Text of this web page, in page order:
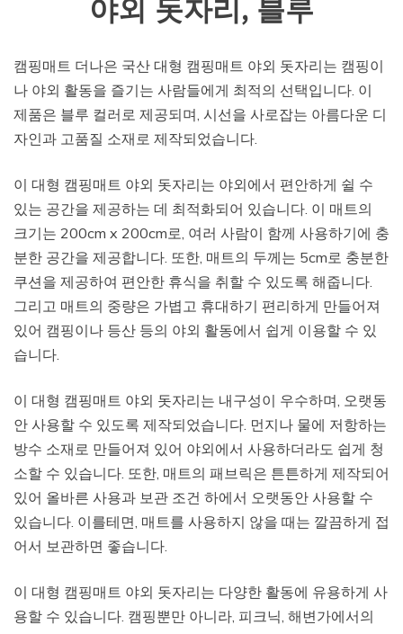
야외 돗자리, 블루
캠핑매트 더나은 국산 대형 캠핑매트 야외 돗자리는 캠핑이
나 야외 활동을 즐기는 사람들에게 최적의 선택입니다. 이
제품은 블루 컬러로 제공되며, 시선을 사로잡는 아름다운 디
자인과 고품질 소재로 제작되었습니다.
이 대형 캠핑매트 야외 돗자리는 야외에서 편안하게 쉴 수
있는 공간을 제공하는 데 최적화되어 있습니다. 이 매트의
크기는 200cm x 200cm로, 여러 사람이 함께 사용하기에 충
분한 공간을 제공합니다. 또한, 매트의 두께는 5cm로 충분한
쿠션을 제공하여 편안한 휴식을 취할 수 있도록 해줍니다.
그리고 매트의 중량은 가볍고 휴대하기 편리하게 만들어져
있어 캠핑이나 등산 등의 야외 활동에서 쉽게 이용할 수 있
습니다.
이 대형 캠핑매트 야외 돗자리는 내구성이 우수하며, 오랫동
안 사용할 수 있도록 제작되었습니다. 먼지나 물에 저항하는
방수 소재로 만들어져 있어 야외에서 사용하더라도 쉽게 청
소할 수 있습니다. 또한, 매트의 패브릭은 튼튼하게 제작되어
있어 올바른 사용과 보관 조건 하에서 오랫동안 사용할 수
있습니다. 이를테면, 매트를 사용하지 않을 때는 깔끔하게 접
어서 보관하면 좋습니다.
이 대형 캠핑매트 야외 돗자리는 다양한 활동에 유용하게 사
용할 수 있습니다. 캠핑뿐만 아니라, 피크닉, 해변가에서의